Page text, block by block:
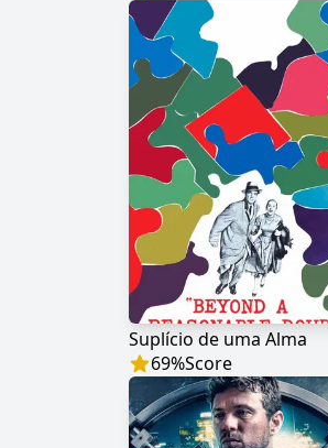
Suplício de uma Alma
69%Score